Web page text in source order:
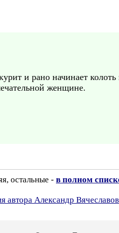
и рано начинает колоть
женщине.
остальные - в полном
автора Александр